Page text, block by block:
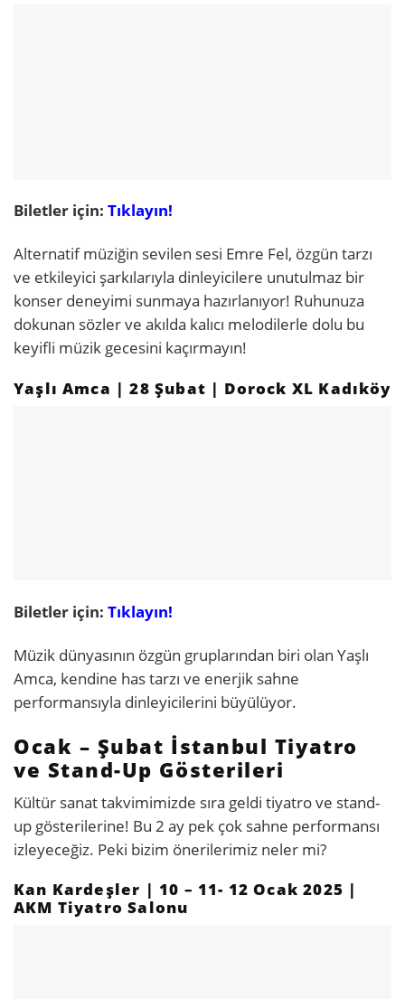
Biletler için: Tıklayın!
Alternatif müziğin sevilen sesi Emre Fel, özgün tarzı
ve etkileyici şarkılarıyla dinleyicilere unutulmaz bir
konser deneyimi sunmaya hazırlanıyor! Ruhunuza
dokunan sözler ve akılda kalıcı melodilerle dolu bu
keyifli müzik gecesini kaçırmayın!
Yaşlı Amca | 28 Şubat | Dorock XL Kadıköy
Biletler için: Tıklayın!
Müzik dünyasının özgün gruplarından biri olan Yaşlı
Amca, kendine has tarzı ve enerjik sahne
performansıyla dinleyicilerini büyülüyor.
Ocak – Şubat İstanbul Tiyatro
ve Stand-Up Gösterileri
Kültür sanat takvimimizde sıra geldi tiyatro ve stand-
up gösterilerine! Bu 2 ay pek çok sahne performansı
izleyeceğiz. Peki bizim önerilerimiz neler mi?
Kan Kardeşler | 10 – 11- 12 Ocak 2025 |
AKM Tiyatro Salonu